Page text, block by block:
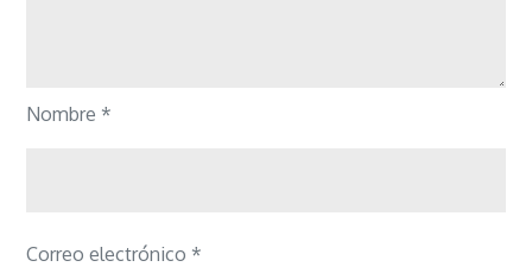
Nombre *
Correo electrónico *